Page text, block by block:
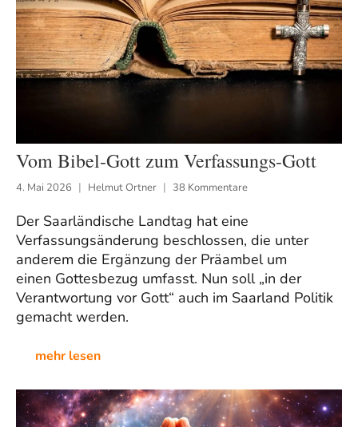
Vom Bibel-Gott zum Verfassungs-Gott
4. Mai 2026 Helmut Ortner 38 Kommentare
Der Saarländische Landtag hat eine
Verfassungsänderung beschlossen, die unter
anderem die Ergänzung der Präambel um
einen Gottesbezug umfasst. Nun soll „in der
Verantwortung vor Gott“ auch im Saarland Politik
gemacht werden.
mehr lesen